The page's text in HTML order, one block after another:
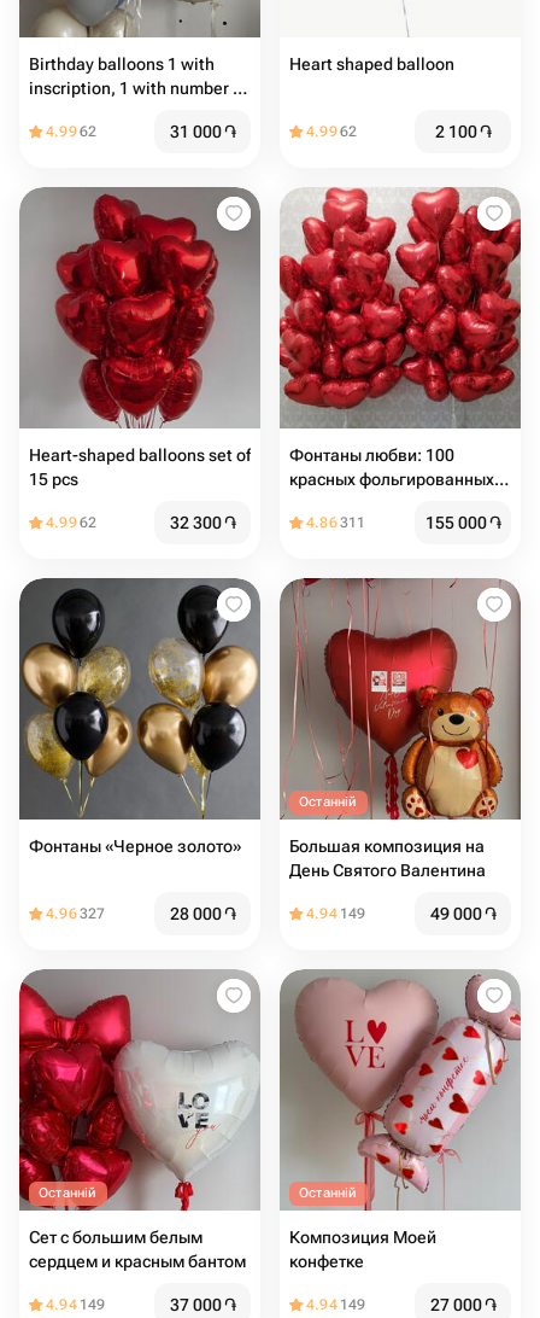
Birthday balloons 1 with
inscription, 1 with number +
4.9962 31 000֏
Heart shaped balloon
4.9962 2 100֏
Heart-shaped balloons set of
15 pcs️
4.9962 32 300֏
Фонтаны любви: 100
красных фольгированных
4.86311 155 000֏
Фонтаны «Черное золото»
4.96327 28 000֏
Останній
Большая композиция на
День Святого Валентина
4.94 149 49 000֏
Останній
Сет с большим белым
сердцем и красным бантом
4.94 149 37 000֏
Останній
Композиция Моей
конфетке
4.94 149 27 000֏